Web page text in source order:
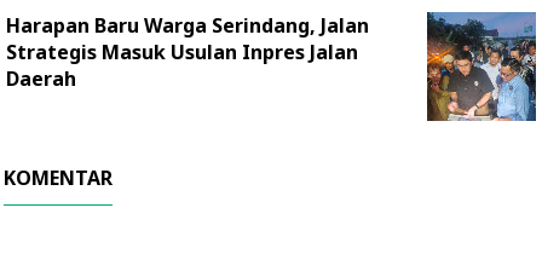
Harapan Baru Warga Serindang, Jalan
Strategis Masuk Usulan Inpres Jalan
Daerah
KOMENTAR